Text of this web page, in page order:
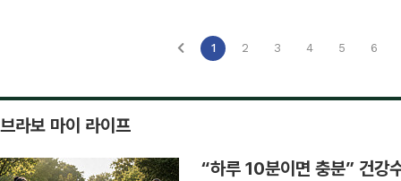
1 2 3 4 5 6
브라보 마이 라이프
“하루 10분이면 충분” 건강